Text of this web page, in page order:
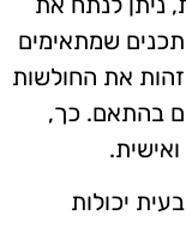
שמתאימים
את החולשות
בהתאם. כך,
יכולות